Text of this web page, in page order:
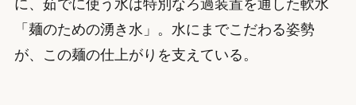
に、茹でに使う水は特別なろ過装置を通した軟水
「麺のための湧き水」。水にまでこだわる姿勢
が、この麺の仕上がりを支えている。